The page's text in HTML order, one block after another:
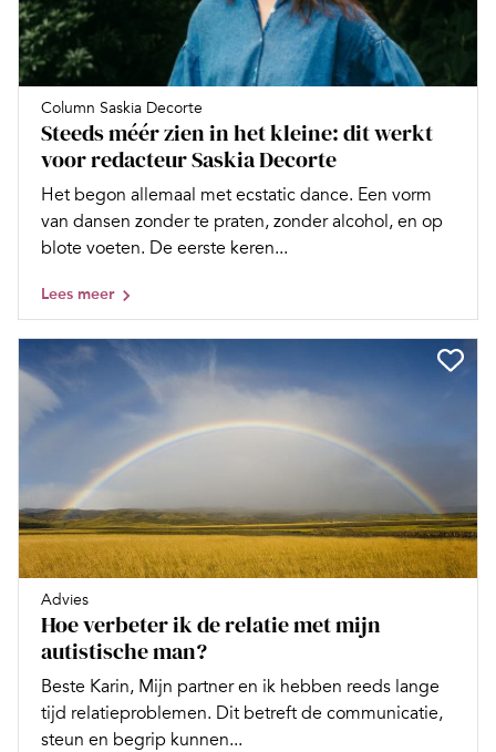
Column Saskia Decorte
Steeds méér zien in het kleine: dit werkt
voor redacteur Saskia Decorte
Het begon allemaal met ecstatic dance. Een vorm
van dansen zonder te praten, zonder alcohol, en op
blote voeten. De eerste keren...
Lees meer
Advies
Hoe verbeter ik de relatie met mijn
autistische man?
Beste Karin, Mijn partner en ik hebben reeds lange
tijd relatieproblemen. Dit betreft de communicatie,
steun en begrip kunnen...